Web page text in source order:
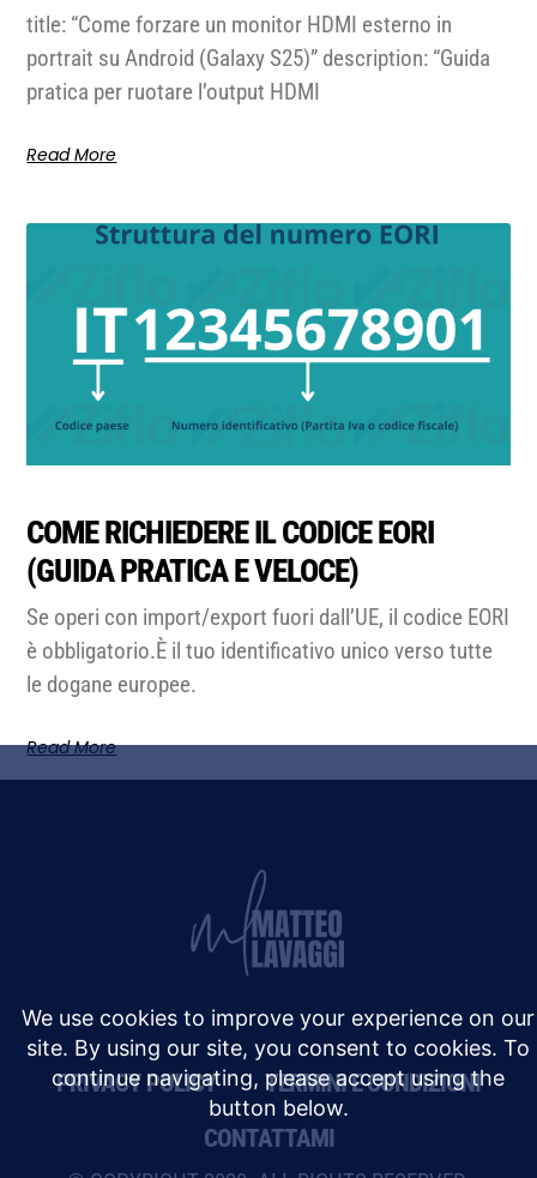
title: “Come forzare un monitor HDMI esterno in
portrait su Android (Galaxy S25)” description: “Guida
pratica per ruotare l’output HDMI
Read More
COME RICHIEDERE IL CODICE EORI
(GUIDA PRATICA E VELOCE)
Se operi con import/export fuori dall’UE, il codice EORI
è obbligatorio.È il tuo identificativo unico verso tutte
le dogane europee.
Read More
PRIVACY POLICY
TERMINI E CONDIZIONI
CONTATTAMI